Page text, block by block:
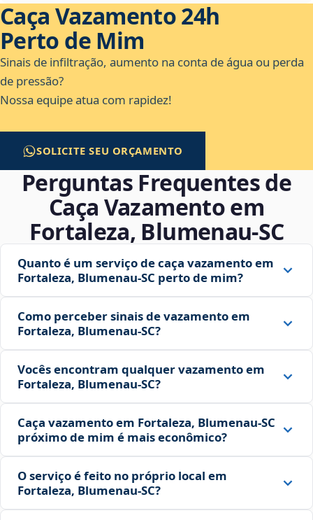
Caça Vazamento 24h
Perto de Mim
Sinais de infiltração, aumento na conta de água ou perda
de pressão?
Nossa equipe atua com rapidez!
SOLICITE SEU ORÇAMENTO
Perguntas Frequentes de
Caça Vazamento em
Fortaleza, Blumenau‑SC
Quanto é um serviço de caça vazamento em
Fortaleza, Blumenau‑SC perto de mim?
Como perceber sinais de vazamento em
Fortaleza, Blumenau‑SC?
Vocês encontram qualquer vazamento em
Fortaleza, Blumenau‑SC?
Caça vazamento em Fortaleza, Blumenau‑SC
próximo de mim é mais econômico?
O serviço é feito no próprio local em
Fortaleza, Blumenau‑SC?